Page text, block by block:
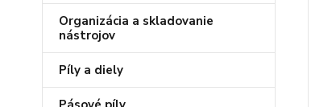
Organizácia a skladovanie
nástrojov
Píly a diely